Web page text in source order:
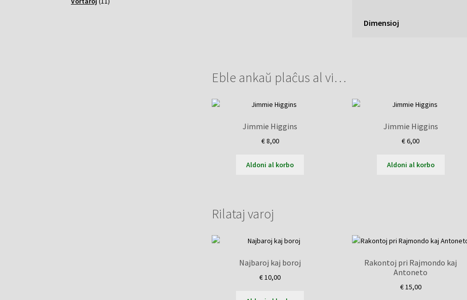
Dimensioj
Eble ankaŭ plaĉus al vi…
Jimmie Higgins
€8,00
Aldoni al korbo
Jimmie Higgins
€6,00
Aldoni al korbo
Rilataj varoj
Najbaroj kaj boroj
€10,00
Rakontoj pri Rajmondo kaj
Antoneto
€15,00